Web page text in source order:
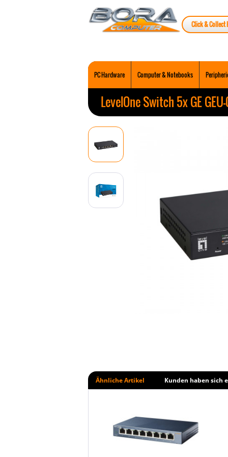
Click & Collect
PC Hardware Computer & Notebooks
LevelOne Switch 5x GE
Ähnliche Artikel Kunden haben sich